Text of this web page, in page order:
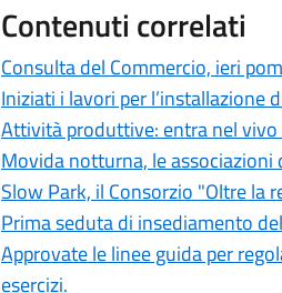
Contenuti correlati
Consulta del Commercio, ieri
Iniziati i lavori per
Attività produttive: entra nel vivo
Movida notturna, le
Slow Park, il Consorzio "Oltre la
Prima seduta di insediamento
Approvate le linee guida per
esercizi.